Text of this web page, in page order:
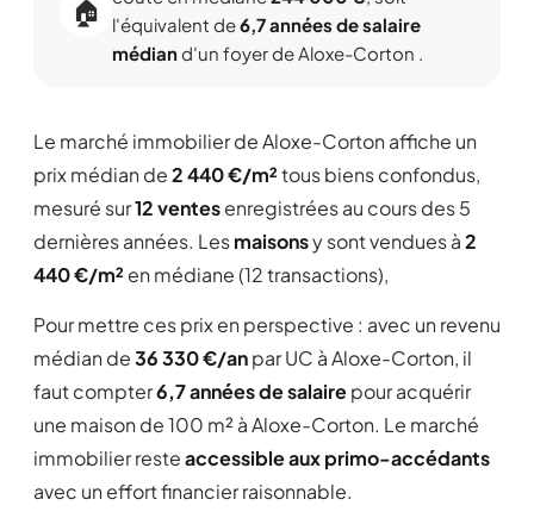
🏠
l'équivalent de6,7 années de salaire
médiand'un foyer de Aloxe-Corton .
Le marché immobilier de Aloxe-Corton affiche un
prix médian de2 440 €/m²tous biens confondus,
mesuré sur12 ventesenregistrées au cours des 5
dernières années. Lesmaisonsy sont vendues à2
440 €/m² en médiane (12 transactions),
Pour mettre ces prix en perspective : avec un revenu
médian de36 330 €/anpar UC à Aloxe-Corton, il
faut compter6,7 années de salairepour acquérir
une maison de 100 m² à Aloxe-Corton. Le marché
immobilier resteaccessible aux primo-accédants
avec un effort financier raisonnable.